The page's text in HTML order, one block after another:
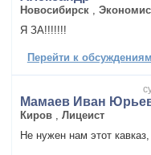
Новосибирск
Я ЗА!!!!!!!
Перейти к
Мамаев Иван
Киров
Лицеист
Не нужен нам этот